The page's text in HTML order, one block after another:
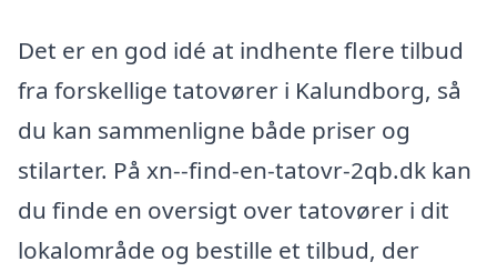
Det er en god idé at indhente flere tilbud
fra forskellige tatovører i Kalundborg, så
du kan sammenligne både priser og
stilarter. På xn--find-en-tatovr-2qb.dk kan
du finde en oversigt over tatovører i dit
lokalområde og bestille et tilbud, der